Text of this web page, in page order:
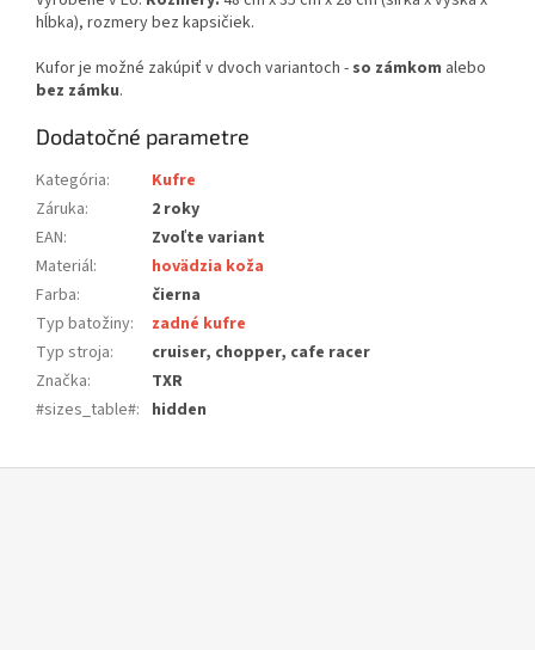
hĺbka), rozmery bez kapsičiek.
Kufor je možné zakúpiť v dvoch variantoch - so zámkom alebo
bez zámku.
Dodatočné parametre
Kategória:
Kufre
Záruka:
2 roky
EAN:
Zvoľte variant
Materiál:
hovädzia koža
Farba:
čierna
Typ batožiny:
zadné kufre
Typ stroja:
cruiser, chopper, cafe racer
Značka:
TXR
#sizes_table#: hidden